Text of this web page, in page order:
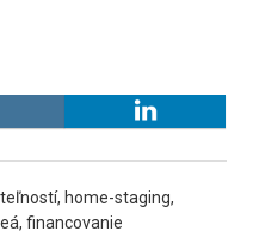
home-staging,
financovanie